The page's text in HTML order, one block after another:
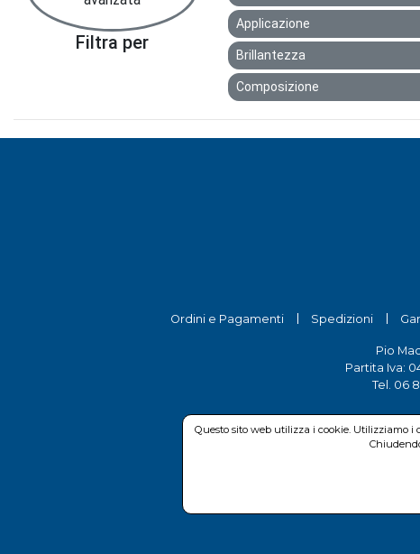
Filtra per
Applicazione
Brillantezza
Composizione
Ordini e Pagamenti Spedizioni
Pio
Partita Iva:
Tel. 06
Questo sito web utilizza i cookie. Utilizziamo